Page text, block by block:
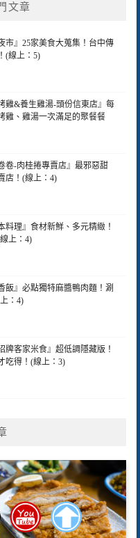
文章
市』25家美食大蒐集！台中傳
(線上：5)
雞&養生雞湯-頭份信東店』每
雞、雞湯一次滿足的聚餐餐
卷-肉桂捲專賣店』最邪惡甜
店！(線上：4)
料理』食材新鮮、多元精緻！
上：4)
飯』必點獨特麻醬鴨肉麵！涮
：4)
牌客家米食』超低調隱藏版！
吃得！(線上：3)